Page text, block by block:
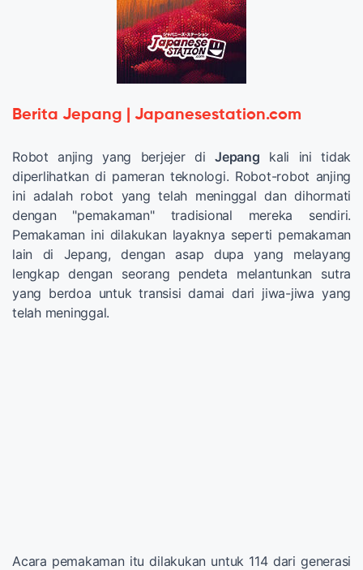
Berita Jepang | Japanesestation.com
Robot anjing yang berjejer diJepang kali ini tidak
diperlihatkan di pameran teknologi. Robot-robot anjing
ini adalah robot yang telah meninggal dan dihormati
dengan "pemakaman" tradisional mereka sendiri.
Pemakaman ini dilakukan layaknya seperti pemakaman
lain di Jepang, dengan asap dupa yang melayang
lengkap dengan seorang pendeta melantunkan sutra
yang berdoa untuk transisi damai dari jiwa-jiwa yang
telah meninggal.
Acara pemakaman itu dilakukan untuk 114 dari generasi